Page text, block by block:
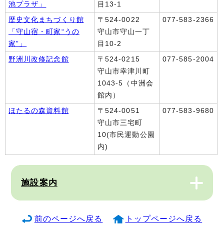
池プラザ」
目13-1
歴史文化まちづくり館
「守山宿・町家“うの
家”」
〒524-0022
守山市守山一丁
目10-2
077-583-2366
野洲川改修記念館
〒524-0215
守山市幸津川町
1043-5（中洲会
館内）
077-585-2004
ほたるの森資料館
〒524-0051
守山市三宅町
10(市民運動公園
内)
077-583-9680
施設案内
前のページへ戻る トップページへ戻る